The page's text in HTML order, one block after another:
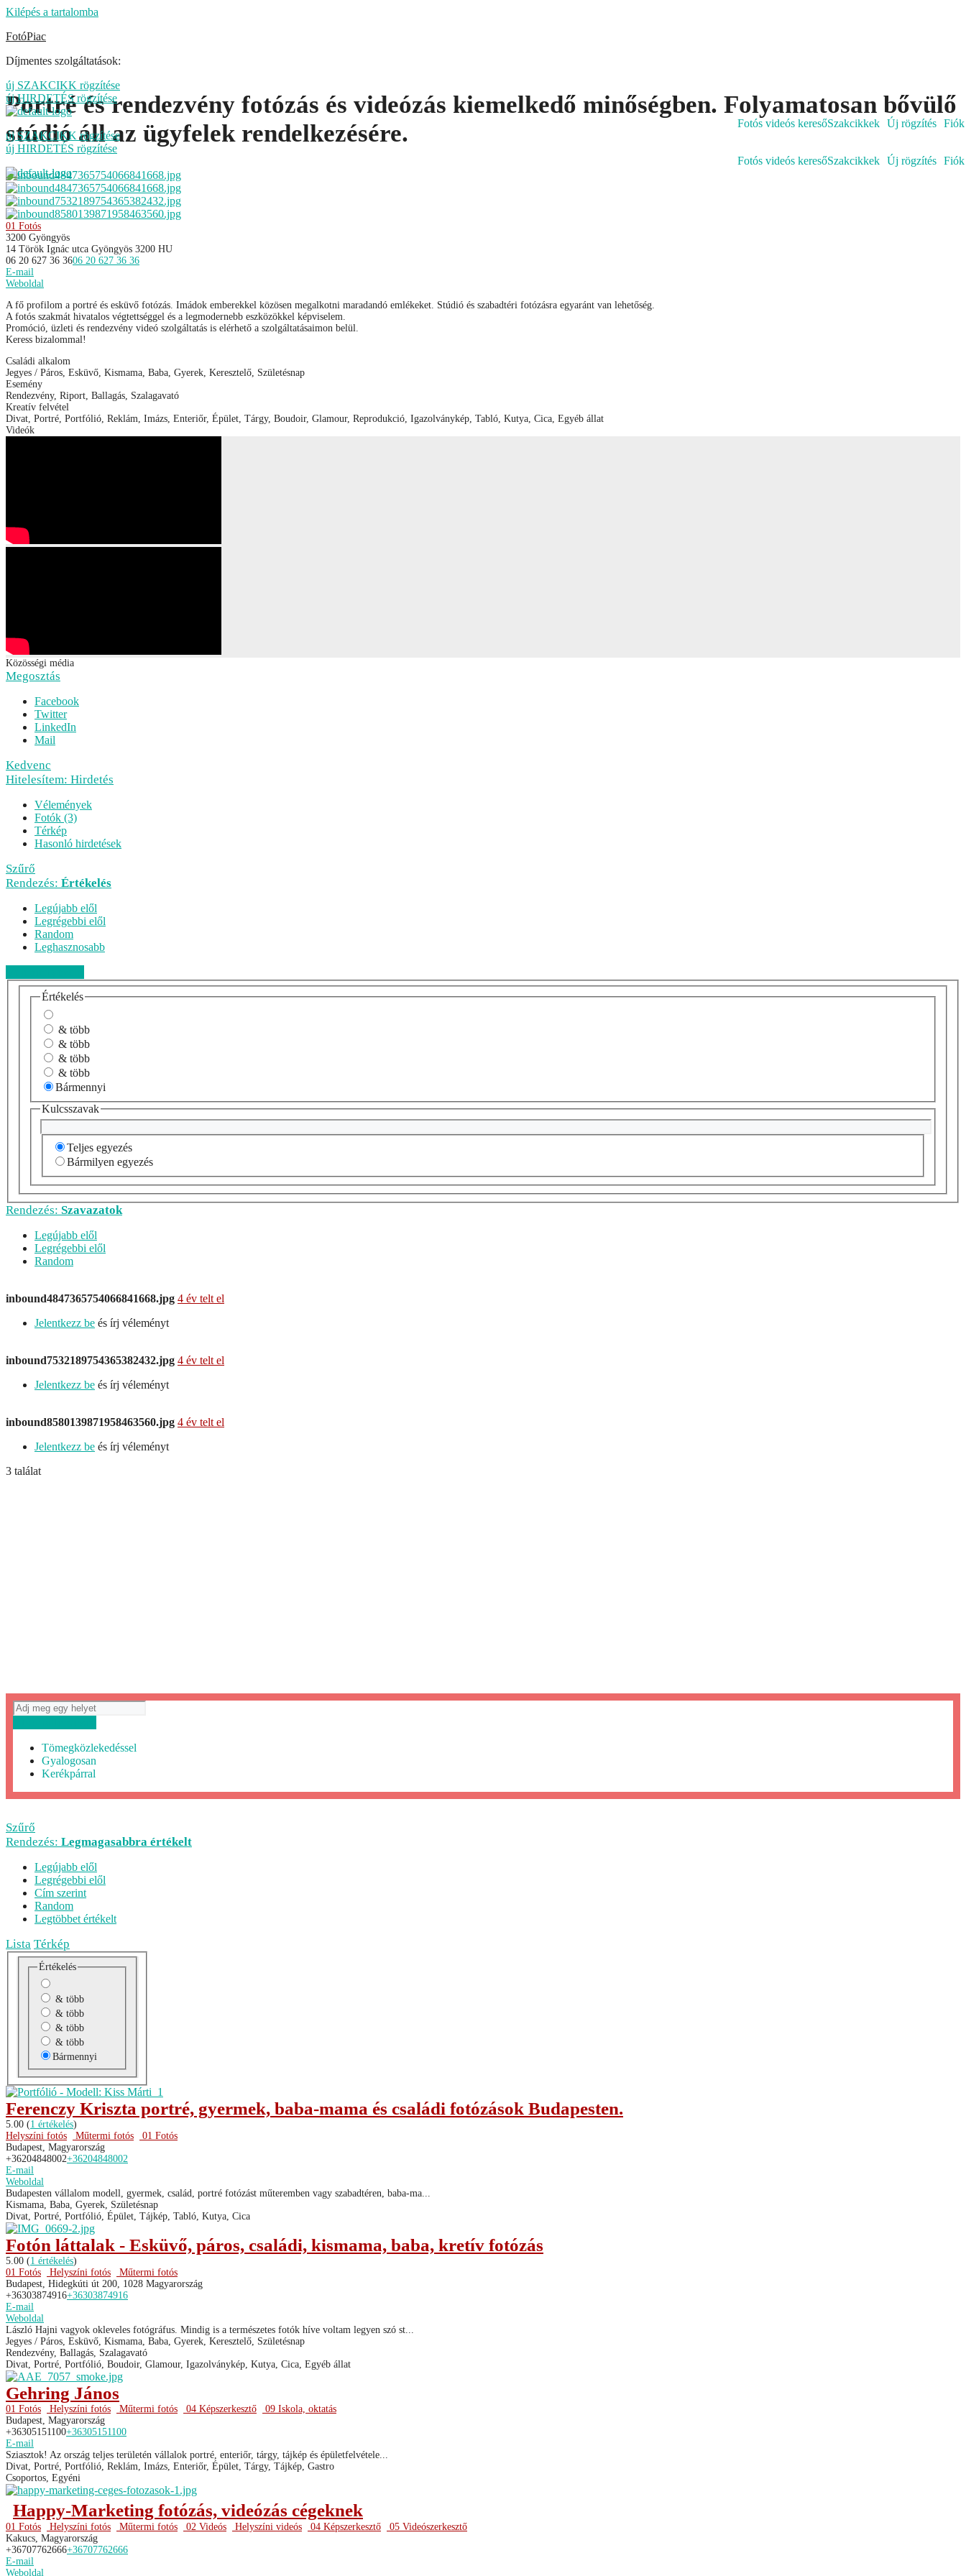
Kilépés a tartalomba
FotóPiac
Díjmentes szolgáltatások:
új SZAKCIKK rögzítése
új HIRDETÉS rögzítése
Fotós videós keresőSzakcikkek Új rögzítés Fiók
új SZAKCIKK rögzítése
új HIRDETÉS rögzítése
Fotós videós keresőSzakcikkek Új rögzítés Fiók
Portré és rendezvény fotózás és videózás kiemelkedő minőségben. Folyamatosan bővülő
stúdió áll az ügyfelek rendelkezésére.
01 Fotós
3200 Gyöngyös
14 Török Ignác utca Gyöngyös 3200 HU
06 20 627 36 3606 20 627 36 36
E-mail
Weboldal
A fő profilom a portré és esküvő fotózás. Imádok emberekkel közösen megalkotni maradandó emlékeket. Stúdió és szabadtéri fotózásra egyaránt van lehetőség.
A fotós szakmát hivatalos végtettséggel és a legmodernebb eszközökkel képviselem.
Promóció, üzleti és rendezvény videó szolgáltatás is elérhető a szolgáltatásaimon belül.
Keress bizalommal!
Családi alkalom
Jegyes / Páros, Esküvő, Kismama, Baba, Gyerek, Keresztelő, Születésnap
Esemény
Rendezvény, Riport, Ballagás, Szalagavató
Kreatív felvétel
Divat, Portré, Portfólió, Reklám, Imázs, Enteriőr, Épület, Tárgy, Boudoir, Glamour, Reprodukció, Igazolványkép, Tabló, Kutya, Cica, Egyéb állat
Videók
Közösségi média
Megosztás
Facebook
Twitter
LinkedIn
Mail
Kedvenc
Hitelesítem: Hirdetés
Vélemények
Fotók (3)
Térkép
Hasonló hirdetések
Szűrő
Rendezés: Értékelés
Legújabb elől
Legrégebbi elől
Random
Leghasznosabb
Értékelés
& több
& több
& több
& több
Bármennyi
Kulcsszavak
Teljes egyezés
Bármilyen egyezés
Rendezés: Szavazatok
Legújabb elől
Legrégebbi elől
Random
inbound4847365754066841668.jpg 4 év telt el
Jelentkezz be és írj véleményt
inbound7532189754365382432.jpg 4 év telt el
Jelentkezz be és írj véleményt
inbound8580139871958463560.jpg 4 év telt el
Jelentkezz be és írj véleményt
3 találat
Tömegközlekedéssel
Gyalogosan
Kerékpárral
Szűrő
Rendezés: Legmagasabbra értékelt
Legújabb elől
Legrégebbi elől
Cím szerint
Random
Legtöbbet értékelt
Lista Térkép
Értékelés
& több
& több
& több
& több
Bármennyi
Ferenczy Kriszta portré, gyermek, baba-mama és családi fotózások Budapesten.
5.00 (1 értékelés)
Helyszíni fotós
Műtermi fotós
01 Fotós
Budapest, Magyarország
+36204848002+36204848002
E-mail
Weboldal
Budapesten vállalom modell, gyermek, család, portré fotózást műteremben vagy szabadtéren, baba-ma...
Kismama, Baba, Gyerek, Születésnap
Divat, Portré, Portfólió, Épület, Tájkép, Tabló, Kutya, Cica
Fotón láttalak - Esküvő, páros, családi, kismama, baba, kretív fotózás
5.00 (1 értékelés)
01 Fotós
Helyszíni fotós
Műtermi fotós
Budapest, Hidegkúti út 200, 1028 Magyarország
+36303874916+36303874916
E-mail
Weboldal
László Hajni vagyok okleveles fotógráfus. Mindig is a természetes fotók híve voltam legyen szó st...
Jegyes / Páros, Esküvő, Kismama, Baba, Gyerek, Keresztelő, Születésnap
Rendezvény, Ballagás, Szalagavató
Divat, Portré, Portfólió, Boudoir, Glamour, Igazolványkép, Kutya, Cica, Egyéb állat
Gehring János
01 Fotós Helyszíni fotós Műtermi fotós 04 Képszerkesztő
09 Iskola, oktatás
Budapest, Magyarország
+36305151100+36305151100
E-mail
Sziasztok! Az ország teljes területén vállalok portré, enteriőr, tárgy, tájkép és épületfelvétele...
Divat, Portré, Portfólió, Reklám, Imázs, Enteriőr, Épület, Tárgy, Tájkép, Gastro
Csoportos, Egyéni
Happy-Marketing fotózás, videózás cégeknek
01 Fotós Helyszíni fotós Műtermi fotós 02 Videós Helyszíni videós 04 Képszerkesztő
05 Videószerkesztő
Kakucs, Magyarország
+36707762666+36707762666
E-mail
Weboldal